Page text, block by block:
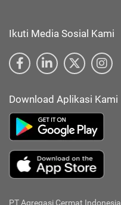
Ikuti Media Sosial Kami
Download Aplikasi Kami
PT Agregasi Cermat Indonesia